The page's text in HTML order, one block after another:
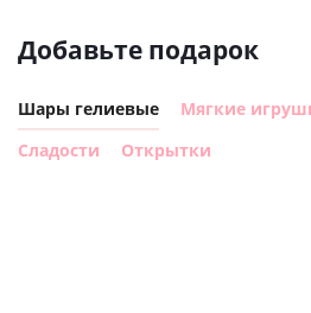
Добавьте подарок
Шары гелиевые Мягкие
Сладости
Открытки